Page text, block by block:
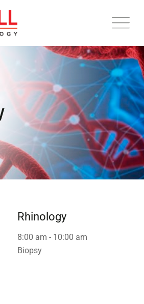
Rhinology
8:00 am - 10:00 am
Biopsy